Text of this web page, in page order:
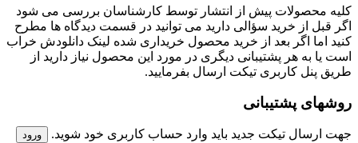
کلیه محصولات پیش از انتشار توسط کارشناسان بررسی می شود
اگر قبل از خرید سؤالی دارید می توانید در قسمت دیدگاه ها مطرح
کنید اما اگر بعد از خرید محصول خریداری شده لینک دانلودش خراب
است یا به هر پشتیبانی دیگری در مورد این محصول نیاز دارید از
طریق پنل کاربری تیکت ارسال بفرمایید.
روشهای پشتیبانی
جهت ارسال تیکت جدید باید وارد حساب کاربری خود شوید. ورود